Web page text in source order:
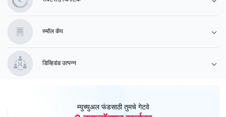
स्मॉल कॅप
डिव्हिडंड उत्पन्न
म्युच्युअल फंडसाठी तुमचे गेटवे